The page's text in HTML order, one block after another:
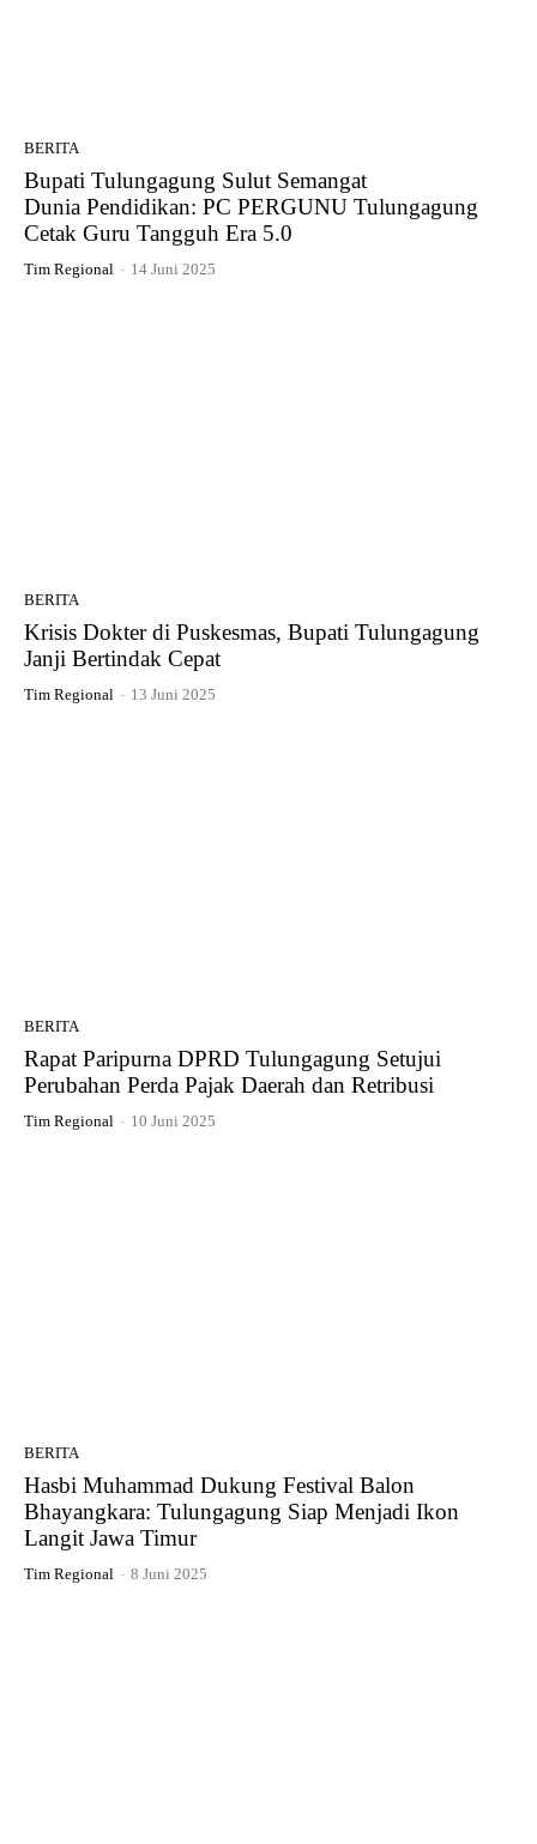
BERITA
Bupati Tulungagung Sulut Semangat
Dunia Pendidikan: PC PERGUNU Tulungagung
Cetak Guru Tangguh Era 5.0
Tim Regional - 14 Juni 2025
BERITA
Krisis Dokter di Puskesmas, Bupati Tulungagung
Janji Bertindak Cepat
Tim Regional - 13 Juni 2025
BERITA
Rapat Paripurna DPRD Tulungagung Setujui
Perubahan Perda Pajak Daerah dan Retribusi
Tim Regional - 10 Juni 2025
BERITA
Hasbi Muhammad Dukung Festival Balon
Bhayangkara: Tulungagung Siap Menjadi Ikon
Langit Jawa Timur
Tim Regional - 8 Juni 2025